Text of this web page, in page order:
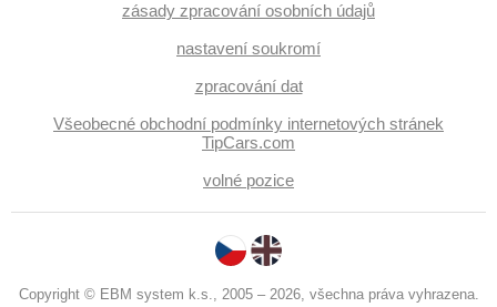
zásady zpracování osobních údajů
nastavení soukromí
zpracování dat
Všeobecné obchodní podmínky internetových stránek
TipCars.com
volné pozice
Copyright © EBM system k.s., 2005 – 2026, všechna práva vyhrazena.